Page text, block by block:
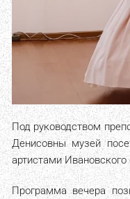
Под руководством
Денисовны музей
артистами
Программа вечера